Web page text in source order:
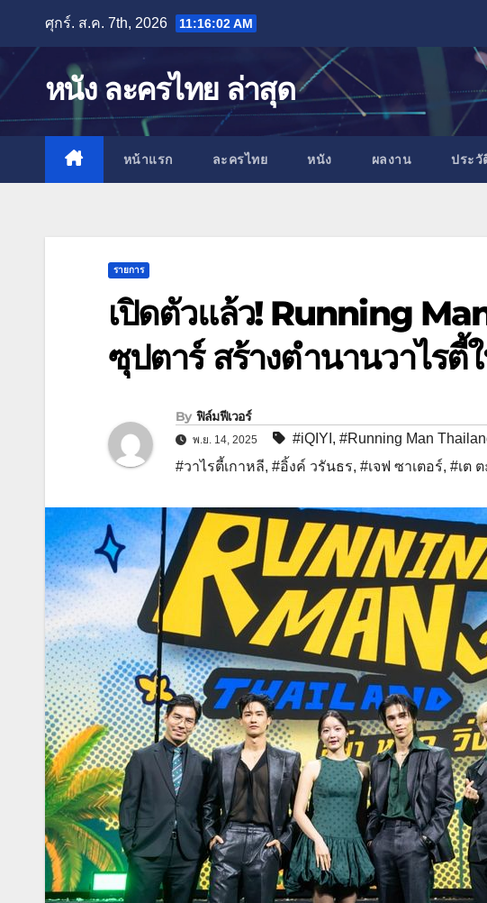
content
ศุกร์. ส.ค. 7th, 2026 11:16:03 AM
หนัง ละครไทย ล่าสุด
หน้าแรก ละครไทย หนัง ผลงาน ประวั
รายการ
เปิดตัวแล้ว! Running
ซุปตาร์ สร้างตำนานวาไรตี้
By ฟิล์มฟีเวอร์
พ.ย. 14, 2025 #iQIYI , #Running Man
#วาไรตี้เกาหลี, #อิ้งค์ วรันธร, #เจฟ ซาเตอร์, #เต